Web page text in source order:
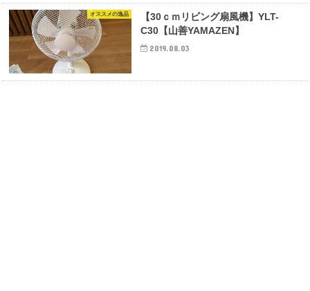
オススメの逸品
【30ｃｍリビング扇風機】YLT-
C30【山善YAMAZEN】
2019.08.03